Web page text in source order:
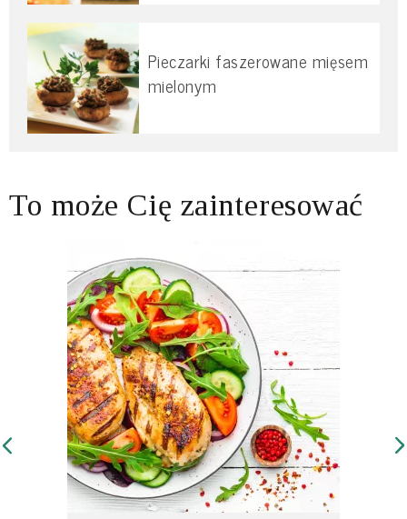
Pieczarki faszerowane mięsem
mielonym
To może Cię zainteresować